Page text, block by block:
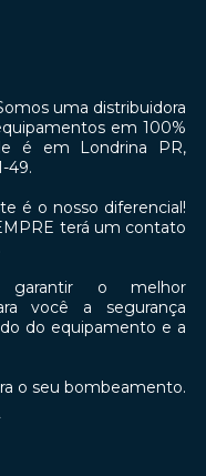
uma distribuidora
em 100%
é em Londrina PR,
49.
é o nosso diferencial!
terá um contato
garantir o melhor
você a segurança
do equipamento e a
o seu bombeamento.